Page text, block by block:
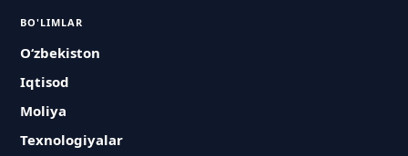
BO'LIMLAR
O‘zbekiston
Iqtisod
Moliya
Texnologiyalar